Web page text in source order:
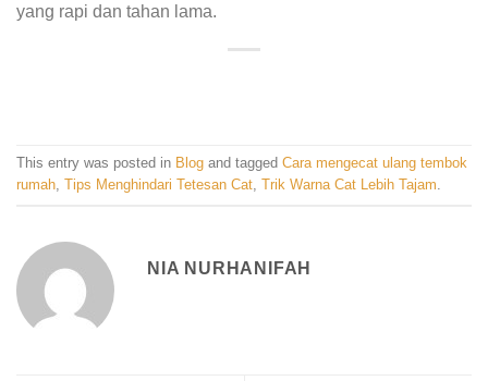
yang rapi dan tahan lama.
This entry was posted in Blog and tagged Cara mengecat ulang tembok
rumah, Tips Menghindari Tetesan Cat, Trik Warna Cat Lebih Tajam.
NIA NURHANIFAH